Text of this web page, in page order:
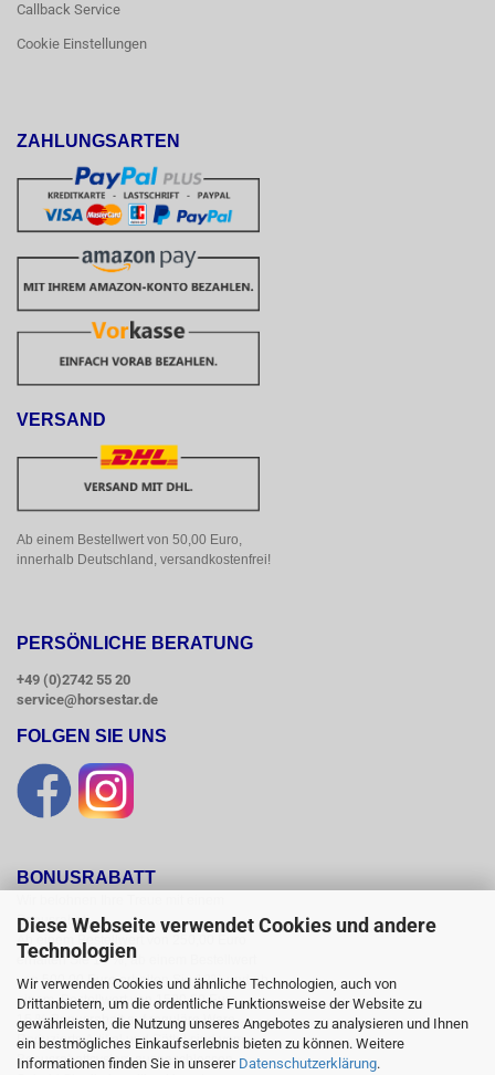
Diese Webseite verwendet Cookies und andere
Technologien
Wir verwenden Cookies und ähnliche Technologien, auch von
Drittanbietern, um die ordentliche Funktionsweise der Website zu
gewährleisten, die Nutzung unseres Angebotes zu analysieren und Ihnen
ein bestmögliches Einkaufserlebnis bieten zu können. Weitere
Informationen finden Sie in unserer Datenschutzerklärung.
Callback Service
Cookie Einstellungen
ZAHLUNGSARTEN
VERSAND
Ab einem Bestellwert von 50,00 Euro,
innerhalb Deutschland, versandkostenfrei!
PERSÖNLICHE BERATUNG
+49 (0)2742 55 20
service@horsestar.de
FOLGEN SIE UNS
BONUSRABATT
Bonusrabatt.
Ab einem Bestellwert von 250,00 Euro
erhalten Sie 10 %, ab einem Bestellwert
von 500,00 Euro erhalten Sie 12% und ab
einem  Bestellwert von 1500,00 Euro
15 % Bonusrabatt auf reguläre Ware.
Reduzierte Artikel und Sättel sind vom
Bonusrabattsystem ausgeschlossen.